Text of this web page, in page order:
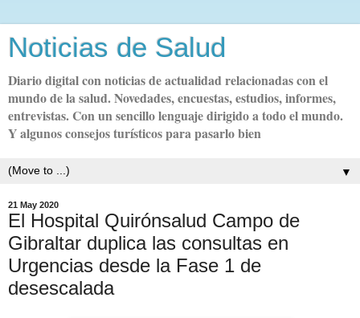
Noticias de Salud
Diario digital con noticias de actualidad relacionadas con el
mundo de la salud. Novedades, encuestas, estudios, informes,
entrevistas. Con un sencillo lenguaje dirigido a todo el mundo.
Y algunos consejos turísticos para pasarlo bien
▼
21 May 2020
El Hospital Quirónsalud Campo de
Gibraltar duplica las consultas en
Urgencias desde la Fase 1 de
desescalada